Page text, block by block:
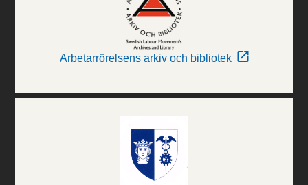
Arbetarrörelsens arkiv och bibliotek